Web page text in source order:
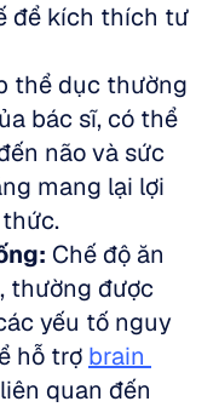
để kích thích tư
thể dục thường
bác sĩ, có thể
não và sức
mang lại lợi
Chế độ ăn
thường được
yếu tố nguy
hỗ trợ brain
quan đến